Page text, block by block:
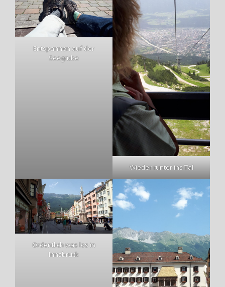
Entspannen auf der
Seegrube
Wieder runter ins Tal
Ordentlich was los in
Innsbruck